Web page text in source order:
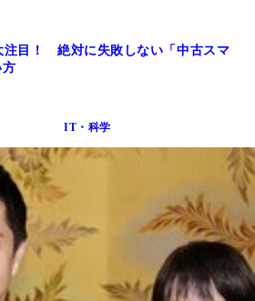
注目！ 絶対に失敗しない「中古スマ
方
IT・科学